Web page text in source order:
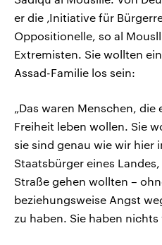
er die ‚Initiative für
Oppositionelle, so al
Extremisten. Sie wollten
Assad-Familie los sein:
„Das waren Menschen,
Freiheit leben wollen. Sie
sie sind genau wie wir hier
Staatsbürger eines
Straße gehen wollten –
beziehungsweise Angst
zu haben. Sie haben nichts